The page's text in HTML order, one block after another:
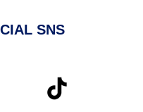
SNS